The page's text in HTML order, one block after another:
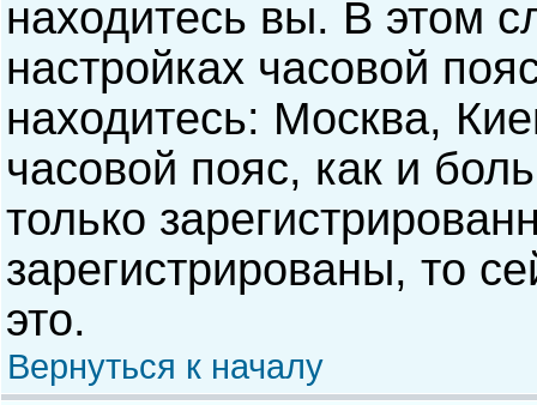
находитесь вы. В этом
настройках часовой
находитесь: Москва,
часовой пояс, как и
только
зарегистрированы, то
это.
Вернуться к началу